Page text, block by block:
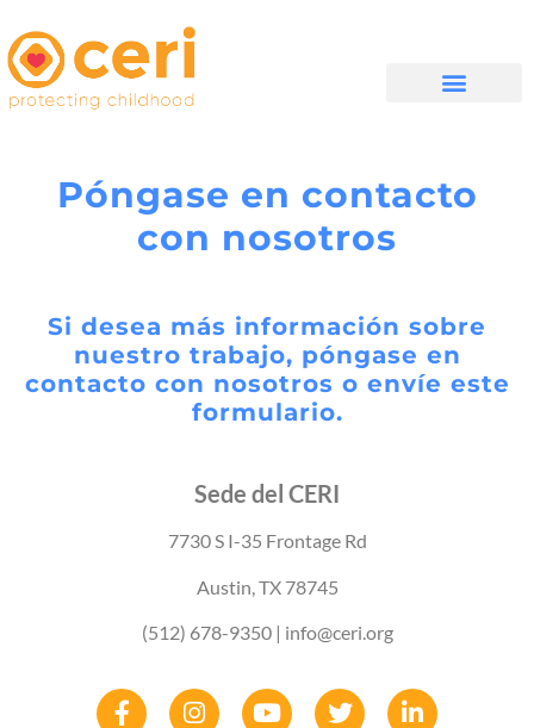
Póngase en contacto
con nosotros
Si desea más información sobre
nuestro trabajo, póngase en
contacto con nosotros o envíe este
formulario.
Sede del CERI
7730 S I-35 Frontage Rd
Austin, TX 78745
(512) 678-9350| info@ceri.org